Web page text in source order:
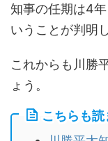
知事の任期は4
いうことが判明
これからも川勝
ょう。
こちらも